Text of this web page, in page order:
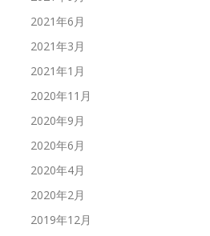
2021年6月
2021年3月
2021年1月
2020年11月
2020年9月
2020年6月
2020年4月
2020年2月
2019年12月